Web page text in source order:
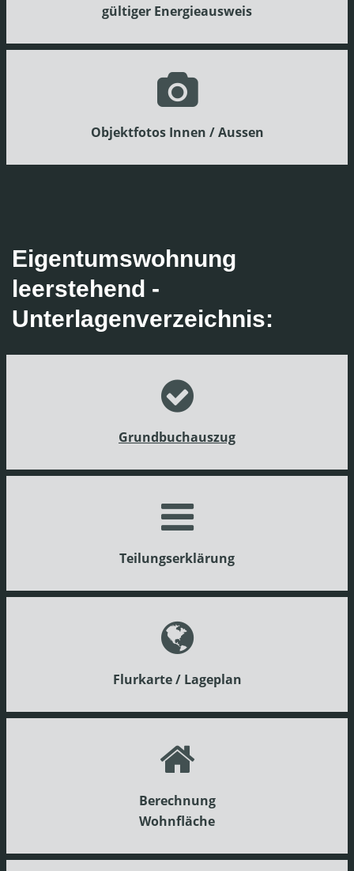
gültiger Energieausweis
Objektfotos Innen / Aussen
Eigentumswohnung
leerstehend -
Unterlagenverzeichnis:
Grundbuchauszug
Teilungserklärung
Flurkarte / Lageplan
Berechnung
Wohnfläche